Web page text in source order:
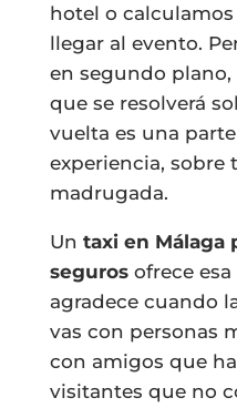
hotel o
llegar al evento.
en segundo
que se resolverá
vuelta es una
experiencia, sobre
madrugada.
Un taxi en Málaga
segurosofrece
agradece cuando
vas con personas
con amigos que
visitantes que no